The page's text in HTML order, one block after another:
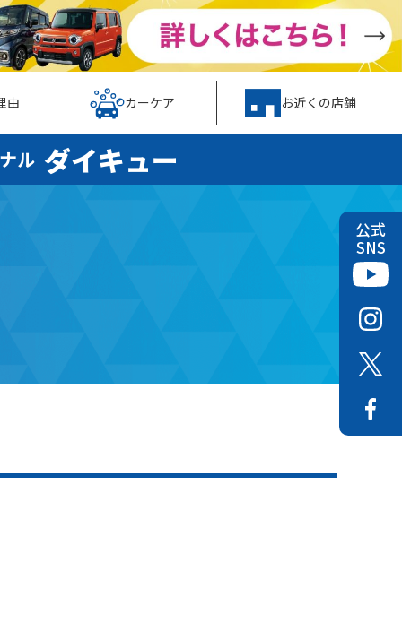
由 カーケア お近くの店舗
公式
SNS
ル ダイキュー